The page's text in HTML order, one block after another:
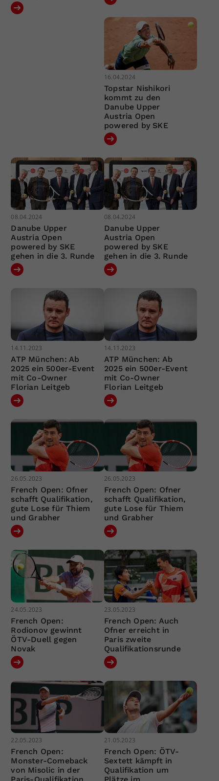
16.04.2024
Topstar Nishikori
kommt zu den
Danube Upper
Austria Open
powered by SKE
08.04.2024
Danube Upper
Austria Open
powered by SKE
gehen in die 3. Runde
08.04.2024
Danube Upper
Austria Open
powered by SKE
gehen in die 3. Runde
14.11.2023
ATP München: Ab
2025 ein 500er-Event
mit Co-Owner
Florian Leitgeb
14.11.2023
ATP München: Ab
2025 ein 500er-Event
mit Co-Owner
Florian Leitgeb
26.05.2023
French Open: Ofner
schafft Qualifikation,
gute Lose für Thiem
und Grabher
26.05.2023
French Open: Ofner
schafft Qualifikation,
gute Lose für Thiem
und Grabher
24.05.2023
French Open:
Rodionov gewinnt
ÖTV-Duell gegen
Novak
23.05.2023
French Open: Auch
Ofner erreicht in
Paris zweite
Qualifikationsrunde
22.05.2023
French Open:
Monster-Comeback
von Misolic in der
21.05.2023
French Open: ÖTV-
Sextett kämpft in
Qualifikation um